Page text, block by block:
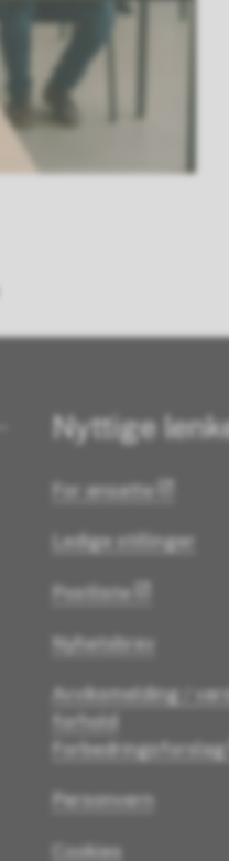
Nyttige
For ansatte
Ledige stillinger
Postliste
Nyhetsbrev
Avviksmelding /
forhold
Forbedringsforslag
Personvern
Cookies